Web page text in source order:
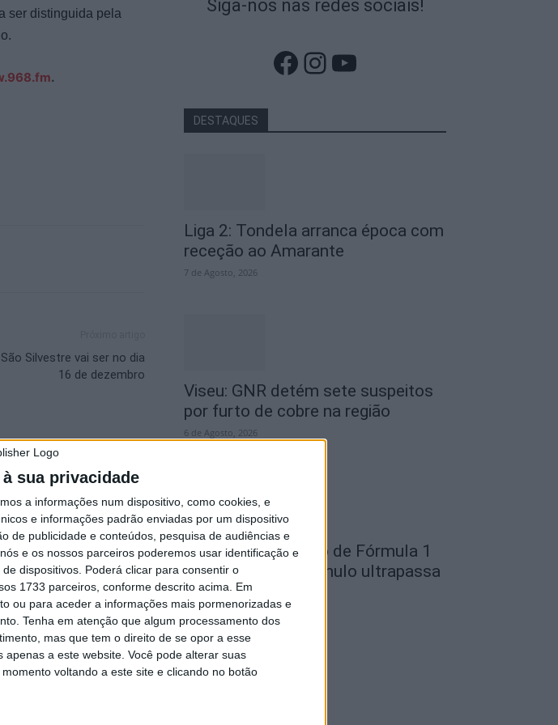
sua privacidade
a informações num dispositivo, como cookies, e
e informações padrão enviadas por um dispositivo
de publicidade e conteúdos, pesquisa de audiências e
e os nossos parceiros poderemos usar identificação e
dispositivos. Poderá clicar para consentir o
1733 parceiros, conforme descrito acima. Em
ou para aceder a informações mais pormenorizadas e
Tenha em atenção que algum processamento dos
mas que tem o direito de se opor a esse
a este website. Você pode alterar suas
voltando a este site e clicando no botão
ser distinguida pela
.
Silvestre vai ser no dia
16 de dezembro
região
Siga-nos nas redes sociais!
Facebook
Instagram
YouTube
DESTAQUES
Liga 2: Tondela arranca época com
receção ao Amarante
7 de Agosto, 2026
Viseu: GNR detém sete suspeitos
por furto de cobre na região
6 de Agosto, 2026
Tondela: Exposição de Fórmula 1
no Museu do Caramulo ultrapassa
os...
6 de Agosto, 2026